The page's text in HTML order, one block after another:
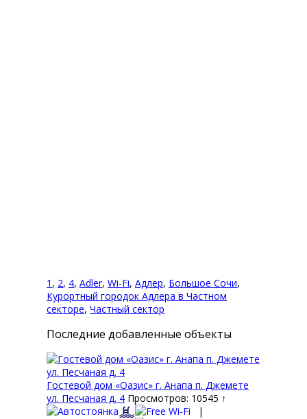
1 , 2, 4, Adler, Wi-Fi, Адлер, Большое Сочи,
Курортный городок Адлера в Частном
секторе, Частный сектор
Последние добавленные объекты
Гостевой дом «Оазис» г. Анапа п. Джемете
ул. Песчаная д. 4 Просмотров: 10545 ↑
|